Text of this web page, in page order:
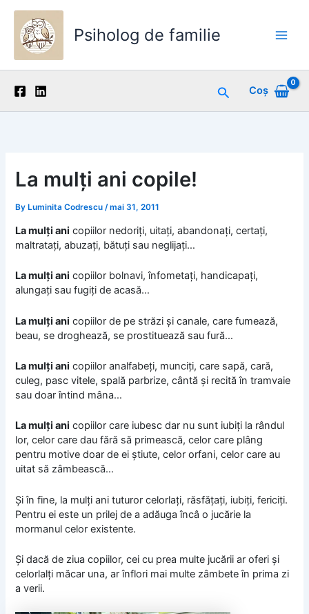
content
Psiholog de familie
SearchCoș
La mulți ani copile!
By Luminita Codrescu/mai 31, 2011
La mulți ani copiilor nedoriți, uitați, abandonați, certați,
maltratați, abuzați, bătuți sau neglijați…
La mulți ani copiilor bolnavi, înfometați, handicapați,
alungați sau fugiți de acasă…
La mulți ani copiilor de pe străzi și canale, care fumează,
beau, se droghează, se prostituează sau fură…
La mulți ani copiilor analfabeți, munciți, care sapă, cară,
culeg, pasc vitele, spală parbrize, cântă și recită în tramvaie
sau doar întind mâna…
La mulți ani copiilor care iubesc dar nu sunt iubiți la rândul
lor, celor care dau fără să primească, celor care plâng
pentru motive doar de ei știute, celor orfani, celor care au
uitat să zâmbească…
Și în fine, la mulți ani tuturor celorlați, răsfățați, iubiți, fericiți.
Pentru ei este un prilej de a adăuga încâ o jucărie la
mormanul celor existente.
Și dacă de ziua copiilor, cei cu prea multe jucării ar oferi și
celorlalți măcar una, ar înflori mai multe zâmbete în prima zi
a verii.